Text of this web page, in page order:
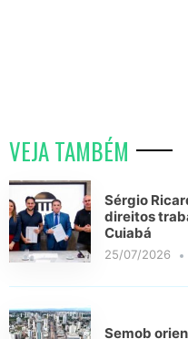
VEJA TAMBÉM
Sérgio
direitos
Cuiabá
25/07/2026
Semob